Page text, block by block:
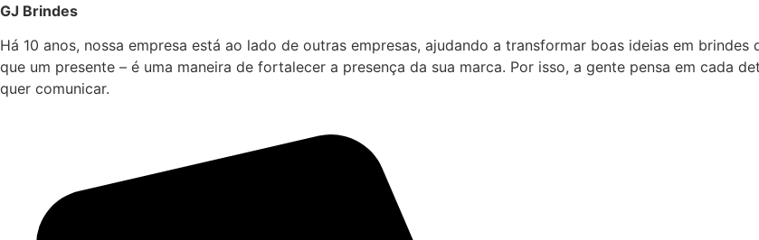
GJ Brindes
Há 10 anos, nossa empresa está ao lado de outras empresas, ajudando a transformar boas ideias em
que um presente – é uma maneira de fortalecer a presença da sua marca. Por isso, a gente pensa em cada
quer comunicar.